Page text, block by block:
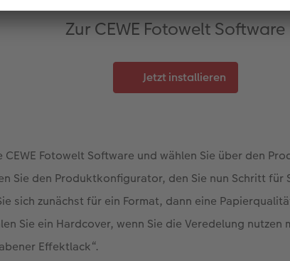
Zur CEWE Fotowelt Software
Jetzt installieren
CEWE Fotowelt Software und wählen Sie über den
Sie den Produktkonfigurator, den Sie nun Schritt für
sich zunächst für ein Format, dann eine
Sie ein Hardcover, wenn Sie die Veredelung nutzen
Effektlack“.